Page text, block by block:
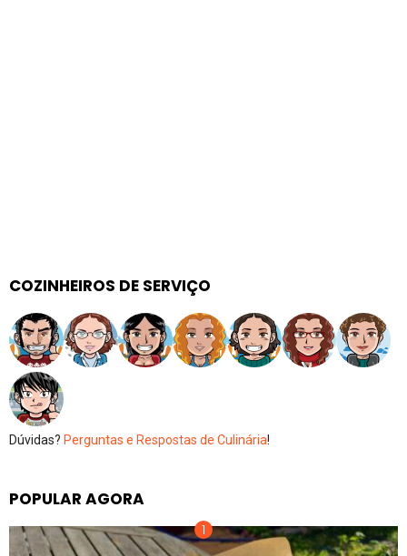
COZINHEIROS DE SERVIÇO
Dúvidas? Perguntas e Respostas de Culinária!
POPULAR AGORA